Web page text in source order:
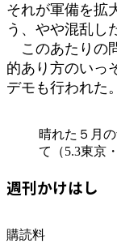
それが軍備を拡
う、やや混乱し
このあたりの
的あり方のいっ
デモも行われ
晴れた５月
て（5.3東京
週刊かけはし
購読料